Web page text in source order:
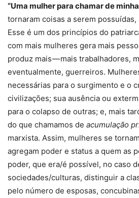
“Uma mulher para chamar de
tornaram coisas a serem
Esse é um dos princípios do
com mais mulheres gera mais
produz mais — mais trabalhadores,
eventualmente, guerreiros.
necessárias para o surgimento e o
civilizações; sua ausência ou
para o colapso de outras; e, mais
do que chamamos de acumulação
marxista. Assim, mulheres se
agregam poder e status a quem as
poder, que era/é possível, no caso
sociedades/culturas, distinguir a
pelo número de esposas,